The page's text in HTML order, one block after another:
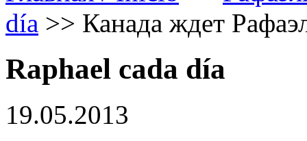
día >> Канада ждет
Raphael cada día
19.05.2013